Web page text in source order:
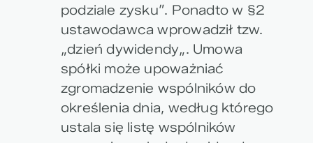
podziale zysku”. Ponadto w §2
ustawodawca wprowadził tzw.
„dzień dywidendy„. Umowa
spółki może upoważniać
zgromadzenie wspólników do
określenia dnia, według którego
ustala się listę wspólników